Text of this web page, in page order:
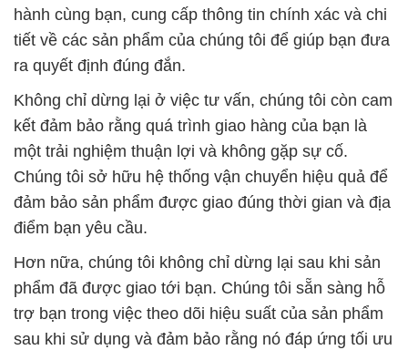
hành cùng bạn, cung cấp thông tin chính xác và chi
tiết về các sản phẩm của chúng tôi để giúp bạn đưa
ra quyết định đúng đắn.
Không chỉ dừng lại ở việc tư vấn, chúng tôi còn cam
kết đảm bảo rằng quá trình giao hàng của bạn là
một trải nghiệm thuận lợi và không gặp sự cố.
Chúng tôi sở hữu hệ thống vận chuyển hiệu quả để
đảm bảo sản phẩm được giao đúng thời gian và địa
điểm bạn yêu cầu.
Hơn nữa, chúng tôi không chỉ dừng lại sau khi sản
phẩm đã được giao tới bạn. Chúng tôi sẵn sàng hỗ
trợ bạn trong việc theo dõi hiệu suất của sản phẩm
sau khi sử dụng và đảm bảo rằng nó đáp ứng tối ưu